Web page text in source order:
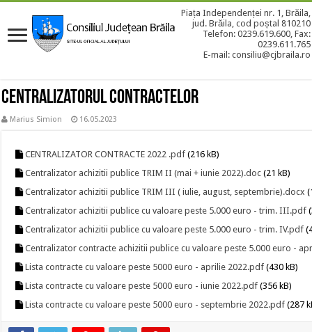
Piața Independenței nr. 1, Brăila,
jud. Brăila, cod poștal 810210
Telefon: 0239.619.600, Fax:
0239.611.765
E-mail: consiliu@cjbraila.ro
Centralizatorul Contractelor
Marius Simion 16.05.2023
CENTRALIZATOR CONTRACTE 2022 .pdf (216 kB)
Centralizator achizitii publice TRIM II (mai + iunie 2022).doc (21 kB)
Centralizator achizitii publice TRIM III ( iulie, august, septembrie).docx
Centralizator achizitii publice cu valoare peste 5.000 euro - trim. III.pdf
Centralizator achizitii publice cu valoare peste 5.000 euro - trim. IV.pdf
Centralizator contracte achizitii publice cu valoare peste 5.000 euro -
Lista contracte cu valoare peste 5000 euro - aprilie 2022.pdf (430 kB)
Lista contracte cu valoare peste 5000 euro - iunie 2022.pdf (356 kB)
Lista contracte cu valoare peste 5000 euro - septembrie 2022.pdf (287